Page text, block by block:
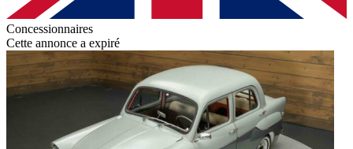
Concessionnaires
Cette annonce a expiré